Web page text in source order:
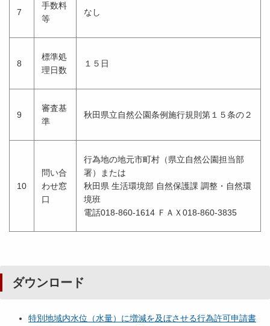
7
手数料
等
なし
8
標準処
理日数
１５日
9
審査基
準
秋田県立自然公園条例施行規則第１５条の２
10
問い合
わせ窓
口
行為地の地元市町村（県立自然公園担当部
署）または
秋田県 生活環境部 自然保護課 調整・自然環
境班
電話018-860-1614 ＦＡＸ018-860-3835
ダウンロード
特別地域内水位（水量）に増減を及ぼさせる行為許可申請書